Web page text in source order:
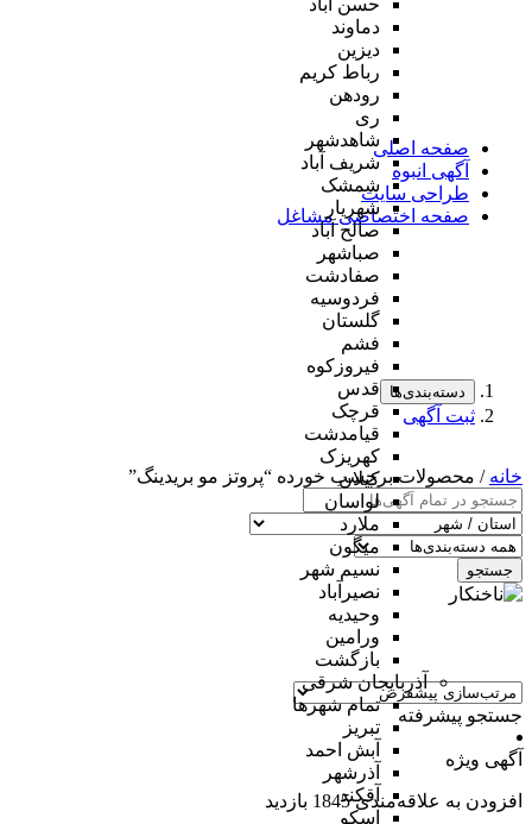
حسن آباد
دماوند
دیزین
رباط کریم
رودهن
ری
شاهدشهر
شریف آباد
شمشک
شهریار
صالح آباد
صباشهر
صفادشت
فردوسیه
گلستان
فشم
فیروزکوه
قدس
قرچک
قیامدشت
کهریزک
کیلان
لواسان
ملارد
میگون
نسیم شهر
نصیرآباد
وحیدیه
ورامین
بازگشت
آذربایجان شرقی
تمام شهر‌ها
تبریز
آبش احمد
آذرشهر
آقکند
اسکو
صفحه اصلی
آگهی انبوه
طراحی سایت
صفحه اختصاصی مشاغل
دسته‌بندی‌ها
ثبت آگهی
خانه / محصولات برچسب خورده “پروتز مو بریدینگ”
جستجو
جستجو پیشرفته
آگهی ویژه
افزودن به علاقه‌مندی 1845 بازدید